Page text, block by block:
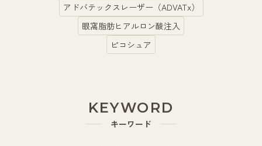
アドバテックスレーザー（ADVATx）
眼窩脂肪ヒアルロン酸注入
ピコシュア
KEYWORD
キーワード